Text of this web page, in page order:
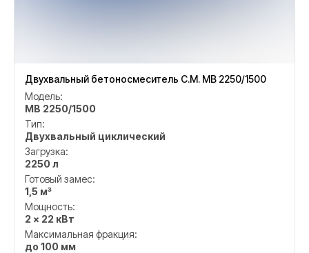
Двухвальный бетоносмеситель C.M. MB 2250/1500
Модель:
MB 2250/1500
Тип:
Двухвальный циклический
Загрузка:
2250 л
Готовый замес:
1,5 м³
Мощность:
2 × 22 кВт
Максимальная фракция:
до 100 мм